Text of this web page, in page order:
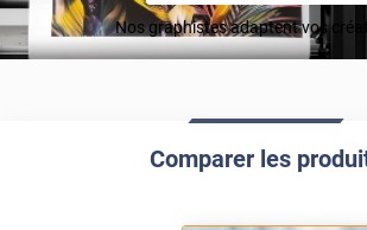
Nos graphistes adaptent vos
Comparer les